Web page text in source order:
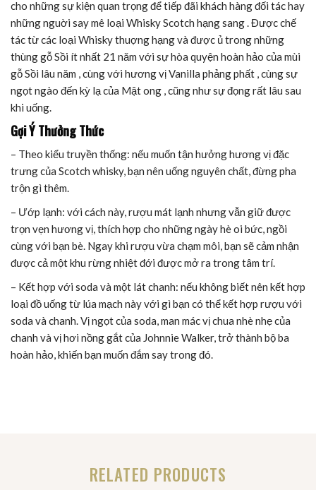
cho những sự kiện quan trọng để tiếp đãi khách hàng đối tác hay
những nguời say mê loại Whisky Scotch hạng sang . Được chế
tác từ các loại Whisky thuợng hạng và được ủ trong những
thùng gỗ Sồi ít nhất 21 năm với sự hòa quyện hoàn hảo của mùi
gỗ Sồi lâu năm , cùng với hương vị Vanilla phảng phất , cùng sự
ngọt ngào đến kỳ lạ của Mật ong , cũng như sự đọng rất lâu sau
khi uống.
Gợi Ý Thưởng Thức
– Theo kiểu truyền thống: nếu muốn tận hưởng hương vị đặc
trưng của Scotch whisky, bạn nên uống nguyên chất, đừng pha
trộn gì thêm.
– Ướp lạnh: với cách này, rượu mát lạnh nhưng vẫn giữ được
trọn vẹn hương vị, thích hợp cho những ngày hè oi bức, ngồi
cùng với bạn bè. Ngay khi rượu vừa chạm môi, bạn sẽ cảm nhận
được cả một khu rừng nhiệt đới được mở ra trong tâm trí.
– Kết hợp với soda và một lát chanh: nếu không biết nên kết hợp
loại đồ uống từ lúa mạch này với gì bạn có thể kết hợp rượu với
soda và chanh. Vị ngọt của soda, man mác vị chua nhè nhẹ của
chanh và vị hơi nồng gắt của Johnnie Walker, trở thành bộ ba
hoàn hảo, khiến bạn muốn đắm say trong đó.
RELATED PRODUCTS